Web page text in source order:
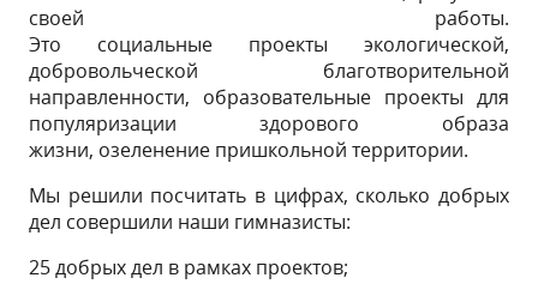
своей работы.
Это социальные проекты экологической,
добровольческой благотворительной
направленности, образовательные проекты для
популяризации здорового образа
жизни, озеленение пришкольной территории.
Мы решили посчитать в цифрах, сколько добрых
дел совершили наши гимназисты:
25 добрых дел в рамках проектов;